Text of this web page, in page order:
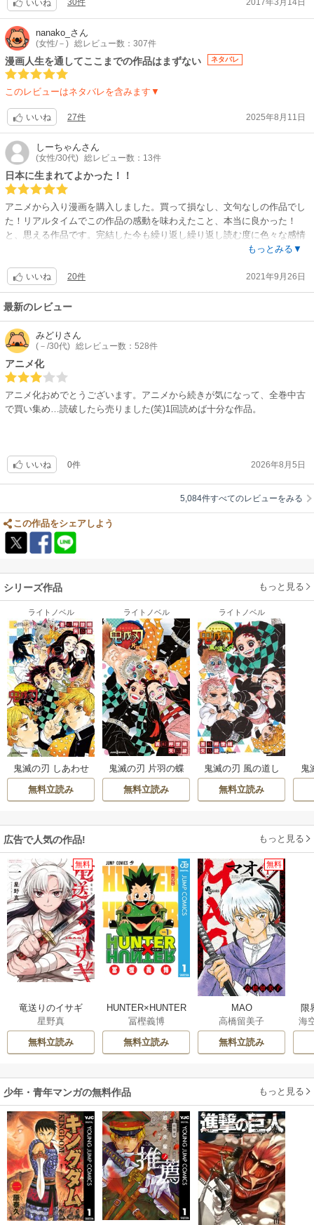
です☘
。。。追記。
アニメ化で、１気に大ヒット作へと大化けしましたね‼♦
私は『遊郭編』の兄妹のラストで『ブワッ?』と号泣(子供はアカン?)?
そこから鬼側へ感情移入してしまい、日の呼吸始まりの剣士☀縁壱＆月の
呼吸上弦の壱?厳勝で、もう沼へダイブでした?♦
いし立派ですが、、、なにアノ双子?☀‼♦
どんだけ辛み設定なの⁉???
無惨様の暴挙発(医者発？)の鬼被害が発端でしょうが、あの双子のスレ違
いが無ければ、ココまで拗れてなかったかも⁉、と、思わず唸ってしまう
ストーリー。。。
『家族愛』『兄弟愛』を軸に持って来ながら、ナゼに継国の双子には救い
がり落ち、投稿動画mmdに救いを求めました(笑)?♦べじたりあん様?ホン
トにホントに、ありがとうございます?♦あなた様の美麗なmmdのお陰で生
きてゆけます(五体投地礼)?♦♦♦
こんなにハマッた双子は『星矢☆』のサガカノン以来(こちらはアレを超え
る業の深さ)?♦
幼い頃の記憶を捨て切れない密かな情愛。。。ええ、誰が何と言おうと
教祖様童磨は別として、上弦参、壱は、人の記憶が戻り次第の、もう自滅
ラストですよね⁉♦
敵味方ALLキャラが愛しいcomicです☘♦
アニメの美麗な映像が凄すぎて見逃し勝ちですが、終始１貫、旧き良き日
本の『良心』を描き切った作者様の、人間に対する温かい愛情が、大ヒッ
いいね 30件 2017年3月14日
nanako_ さん
(女性/－) 総レビュー数：307件
漫画人生を通してここまでの作品はまずない ネタバレ
このレビューはネタバレを含みます▼
いいね 27件 2025年8月11日
しーちゃんさん
(女性/30代) 総レビュー数：13件
日本に生まれてよかった！！
アニメから入り漫画を購入しました。買って損なし、文句なしの作品でし
た！リアルタイムでこの作品の感動を味わえたこと、本当に良かった！
と、思える作品です。完結した今も繰り返し繰り返し読む度に色々な感情
オススメする理由のひとつにテンポの良さが挙げられます。1話1話がくど
くない、ズルズルと話を引き伸ばすようなこともないからストレスフリー
でした。
そして世界観とキャラがしっかりとしている。どんなに悲しい展開が待っ
ていても、そこに至るまでの過程がしっかりと言葉でも行動でも描写され
ているから凄く納得出来ます。矛盾を感じない、というのは読者として、
なにより作品としても大切なことだと思います。
そしてここが1番なのですが、何も難しいことを考えなくても面白い！
と、思える魅力があります。作品によっては変に言葉が難しかったり、描
写もよく見なければ気が付かなかったり、そもそも設定が練りすぎて読者
る、というのは序盤からしっかりとその作品の設定が読者にも伝わってい
るからだと思います。下手すると学生の頃の国語の教科書よりも分かるか
もしれない。テストに出たら絶対に高得点取れる。そう思うくらい、分か
りやすいです。だから小さい子供にも好かれているのかな、と思っていま
す。
オススメする理由を3つ上げましたが、買って損はまずないです。ジャン
～って二の足を踏む気持ちはわからなく無いですが、純粋に作品として楽
しむのに流行もなにもないです。いい作品はどんな時に読んでも面白いで
す。今じゃなくても、何年後でもいいので、読んでみてください。日本人
に生まれて良かった！！と思うはず！！
もっとみる▼
いいね 20件 2021年9月26日
最新のレビュー
みどり さん
(－/30代) 総レビュー数：528件
アニメ化
アニメ化おめでとうございます。アニメから続きが気になって、全巻中古
で買い集め…読破したら売りました(笑)1回読めば十分な作品。
いいね 0件 2026年8月5日
5,084件すべてのレビューをみる
この作品をシェアしよう
シリーズ作品 もっと見る
ライトノベル
鬼滅の刃 しあわせ
の花
無料立読み
ライトノベル
鬼滅の刃 片羽の蝶
無料立読み
ライトノベル
鬼滅の刃 風の道し
るべ
無料立読み
鬼
ン
広告で人気の作品! もっと見る
無料
竜送りのイサギ
星野真
無料立読み
HUNTER×HUNTER
モノクロ版
冨樫義博
無料立読み
無料
MAO
高橋留美子
無料立読み
限
た
想
海
少年・青年マンガの無料作品 もっと見る